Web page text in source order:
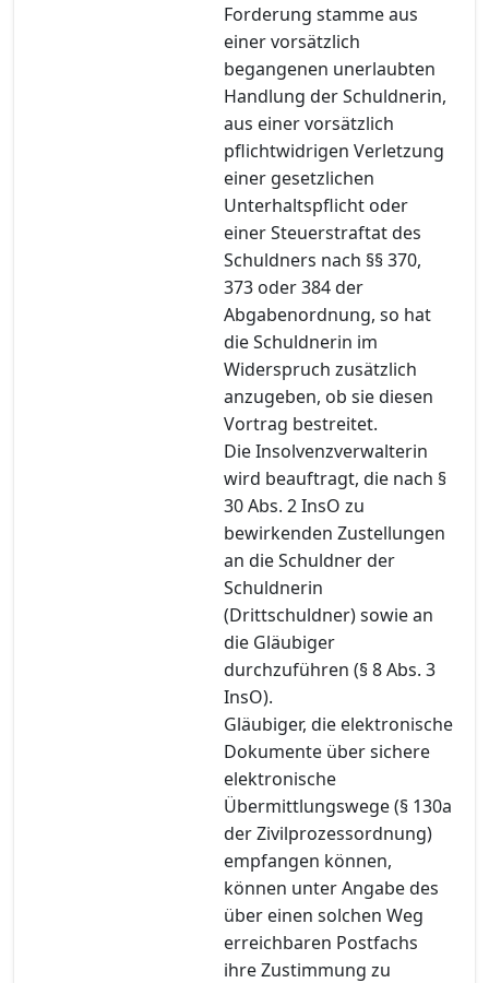
Forderung stamme aus
einer vorsätzlich
begangenen unerlaubten
Handlung der Schuldnerin,
aus einer vorsätzlich
pflichtwidrigen Verletzung
einer gesetzlichen
Unterhaltspflicht oder
einer Steuerstraftat des
Schuldners nach §§ 370,
373 oder 384 der
Abgabenordnung, so hat
die Schuldnerin im
Widerspruch zusätzlich
anzugeben, ob sie diesen
Vortrag bestreitet.
Die Insolvenzverwalterin
wird beauftragt, die nach §
30 Abs. 2 InsO zu
bewirkenden Zustellungen
an die Schuldner der
Schuldnerin
(Drittschuldner) sowie an
die Gläubiger
durchzuführen (§ 8 Abs. 3
InsO).
Gläubiger, die elektronische
Dokumente über sichere
elektronische
Übermittlungswege (§ 130a
der Zivilprozessordnung)
empfangen können,
können unter Angabe des
über einen solchen Weg
erreichbaren Postfachs
ihre Zustimmung zu